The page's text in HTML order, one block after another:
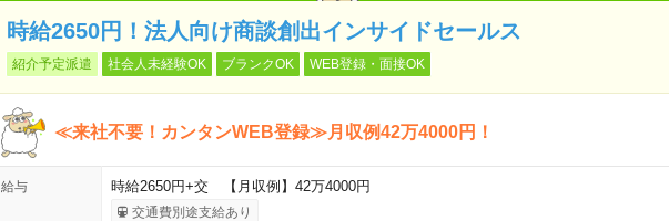
時給2650円！法人向け商談創出インサイドセールス
紹介予定派遣 社会人未経験OK ブランクOK WEB登録・面接OK
≪来社不要！カンタンWEB登録≫月収例42万4000円！
給与 時給2650円+交 【月収例】42万4000円
交通費別途支給あり